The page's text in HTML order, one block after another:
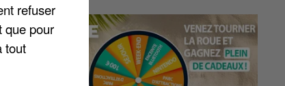
refuser
que pour
tout